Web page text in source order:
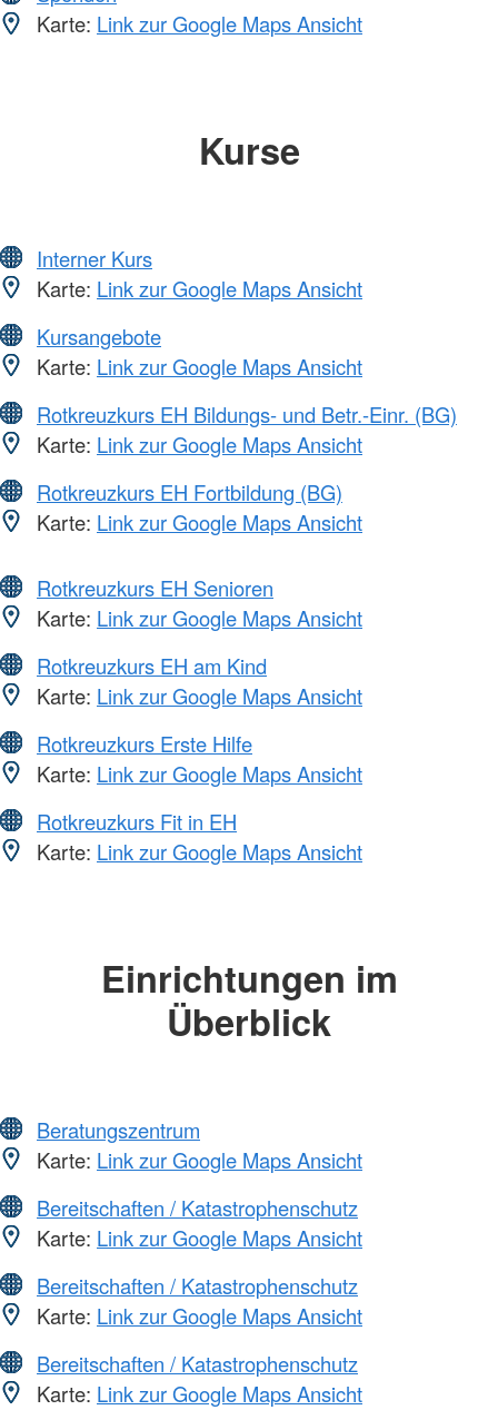
Karte: Link zur Google Maps Ansicht
Kurse
Interner Kurs
Karte: Link zur Google Maps Ansicht
Kursangebote
Karte: Link zur Google Maps Ansicht
Rotkreuzkurs EH Bildungs- und Betr.-Einr. (BG)
Karte: Link zur Google Maps Ansicht
Rotkreuzkurs EH Fortbildung (BG)
Karte: Link zur Google Maps Ansicht
Rotkreuzkurs EH Senioren
Karte: Link zur Google Maps Ansicht
Rotkreuzkurs EH am Kind
Karte: Link zur Google Maps Ansicht
Rotkreuzkurs Erste Hilfe
Karte: Link zur Google Maps Ansicht
Rotkreuzkurs Fit in EH
Karte: Link zur Google Maps Ansicht
Einrichtungen im
Überblick
Beratungszentrum
Karte: Link zur Google Maps Ansicht
Bereitschaften / Katastrophenschutz
Karte: Link zur Google Maps Ansicht
Bereitschaften / Katastrophenschutz
Karte: Link zur Google Maps Ansicht
Bereitschaften / Katastrophenschutz
Karte: Link zur Google Maps Ansicht